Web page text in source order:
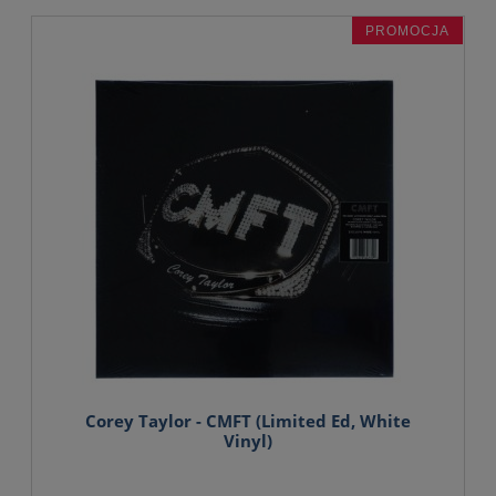
Corey Taylor - CMFT (Limited Ed, White
Vinyl)
PROMOCJA